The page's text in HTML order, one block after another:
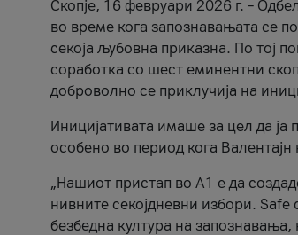
Скопје, 16 февруари 2026 г. –
во време кога запознавањата се
секоја љубовна приказна. По тој
соработка со шест еминентни
доброволно се приклучија на
Иницијативата имаше за цел да ја
особено во период кога
„Нашиот пристап во А1 е да
нивните секојдневни избори.
безбедна култура на